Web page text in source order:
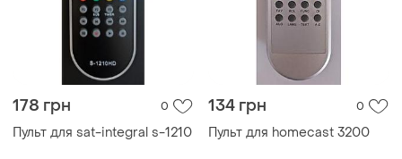
178 грн 0
Пульт для sat-integral s-1210
134 грн 0
Пульт для homecast 3200